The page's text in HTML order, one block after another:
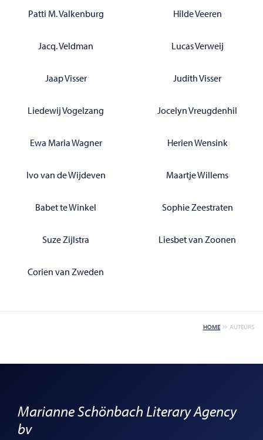
Patti M. Valkenburg Hilde Veeren
Jacq. Veldman Lucas Verweij
Jaap Visser Judith Visser
Liedewij Vogelzang Jocelyn Vreugdenhil
Ewa Maria Wagner Herien Wensink
Ivo van de Wijdeven Maartje Willems
Babet te Winkel Sophie Zeestraten
Suze Zijlstra Liesbet van Zoonen
Corien van Zweden
HOME AUTEURS
Marianne Schönbach Literary Agency
bv